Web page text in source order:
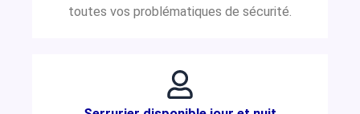
toutes vos problématiques de sécurité.